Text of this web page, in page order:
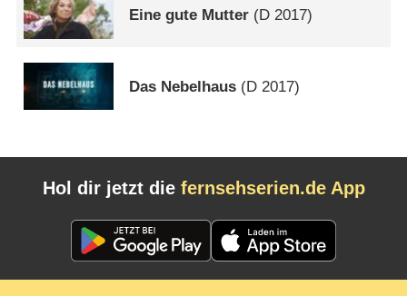
Eine gute Mutter (D 2017)
Das Nebelhaus (D 2017)
Hol dir jetzt die fernsehserien.de App